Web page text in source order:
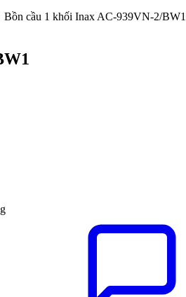
Bồn cầu 1 khối Inax AC-939VN-2/BW1